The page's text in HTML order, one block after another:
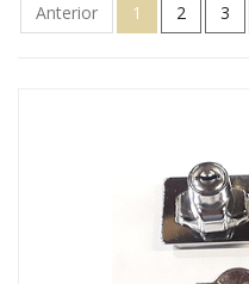
Anterior 1 2 3